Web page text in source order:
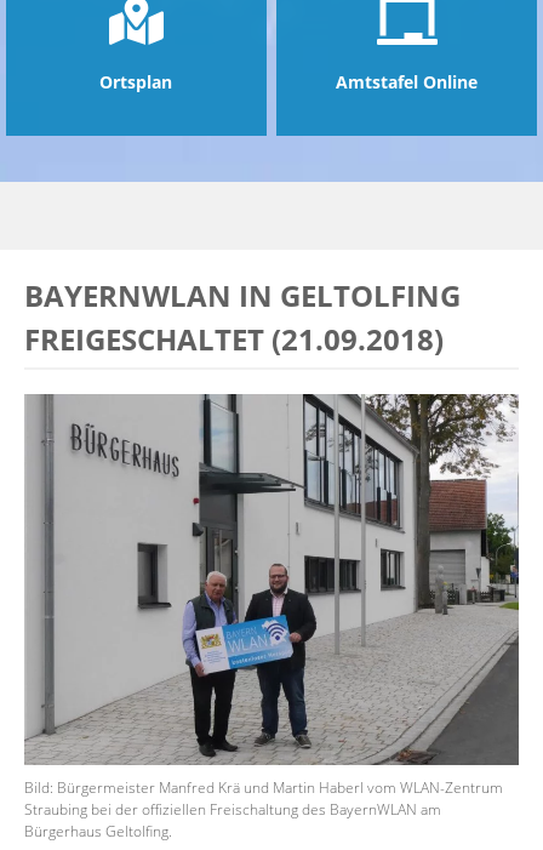
Ortsplan Amtstafel Online
BAYERNWLAN IN GELTOLFING
FREIGESCHALTET (21.09.2018)
Bild: Bürgermeister Manfred Krä und Martin Haberl vom WLAN-Zentrum
Straubing bei der offiziellen Freischaltung des BayernWLAN am
Bürgerhaus Geltolfing.